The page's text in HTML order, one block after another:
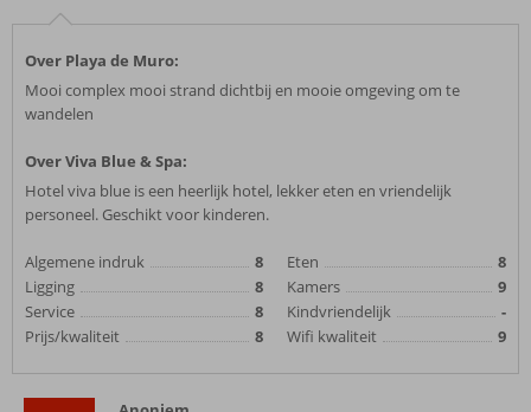
Over Playa de Muro:
Mooi complex mooi strand dichtbij en mooie omgeving om te
wandelen
Over Viva Blue & Spa:
Hotel viva blue is een heerlijk hotel, lekker eten en vriendelijk
personeel. Geschikt voor kinderen.
Algemene indruk
8
Ligging
8
Service
8
Prijs/kwaliteit
8
Eten
8
Kamers
9
Kindvriendelijk
-
Wifi kwaliteit
9